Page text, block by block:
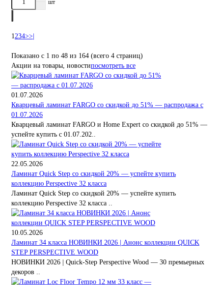
шт
1234>>|
Показано с 1 по 48 из 164 (всего 4 страниц)
Акции на товары, новостипосмотреть все
01.07.2026
Кварцевый ламинат FARGO со скидкой до 51% — распродажа с
01.07.2026
Кварцевый ламинат FARGO и Home Expert со скидкой до 51% —
успейте купить с 01.07.202..
22.05.2026
Ламинат Quick Step со скидкой 20% — успейте купить
коллекцию Perspective 32 класса
Ламинат Quick Step со скидкой 20% — успейте купить
коллекцию Perspective 32 класса ..
10.05.2026
Ламинат 34 класса НОВИНКИ 2026 | Анонс коллекции QUICK
STEP PERSPECTIVE WOOD
НОВИНКИ 2026 | Quick-Step Perspective Wood — 30 премьерных
декоров ..